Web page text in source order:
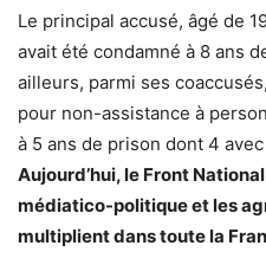
Le principal accusé, âgé de
avait été condamné à 8 ans
ailleurs, parmi ses
pour non-assistance à
à 5 ans de prison dont 4
Aujourd’hui, le Front
médiatico-politique et les
multiplient dans toute la